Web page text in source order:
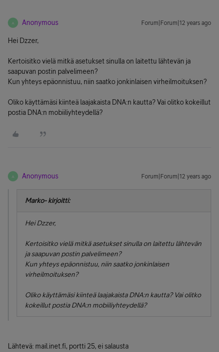
A Anonymous Forum|Forum|12 years ago
Hei Dzzer,
Kertoisitko vielä mitkä asetukset sinulla on laitettu lähtevän ja
saapuvan postin palvelimeen?
Kun yhteys epäonnistuu, niin saatko jonkinlaisen virheilmoituksen?
Oliko käyttämäsi kiinteä laajakaista DNA:n kautta? Vai olitko kokeillut
postia DNA:n mobiiliyhteydellä?
A Anonymous Forum|Forum|12 years ago
Marko- kirjoitti:
Hei Dzzer,
Kertoisitko vielä mitkä asetukset sinulla on laitettu lähtevän
ja saapuvan postin palvelimeen?
Kun yhteys epäonnistuu, niin saatko jonkinlaisen
virheilmoituksen?
Oliko käyttämäsi kiinteä laajakaista DNA:n kautta? Vai olitko
kokeillut postia DNA:n mobiiliyhteydellä?
Lähtevä: mail.inet.fi, portti 25, ei salausta